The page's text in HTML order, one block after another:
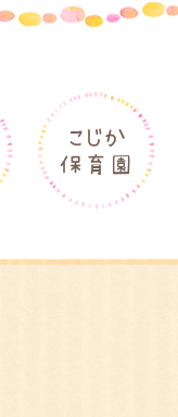
こじか
保育園